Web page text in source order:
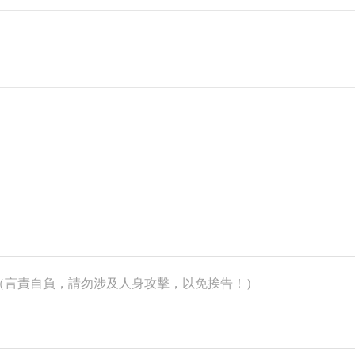
責自負，請勿涉及人身攻擊，以免挨告！）